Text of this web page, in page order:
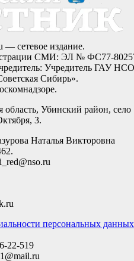
— сетевое издание.
СМИ: ЭЛ № ФС77-
Учредитель ГАУ НСО
Сибирь».
область, Убинский район, село
3.
Наталья Викторовна
персональных данных
22-519